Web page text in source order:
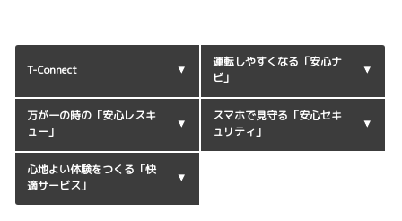
T-Connect
運転しやすくなる「安心ナ
ビ」
万が一の時の「安心レスキ
ュー」
スマホで見守る「安心セキ
ュリティ」
心地よい体験をつくる「快
適サービス」